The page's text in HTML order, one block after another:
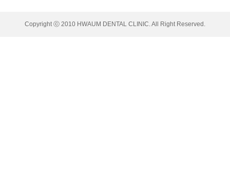
Copyright ⓒ 2010 HWAUM DENTAL CLINIC. All Right Reserved.